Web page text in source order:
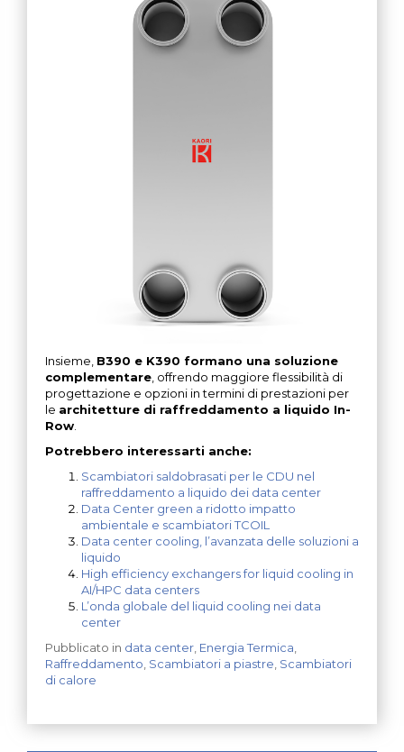
Insieme, B390 e K390 formano una soluzione
complementare, offrendo maggiore flessibilità di
progettazione e opzioni in termini di prestazioni per
le architetture di raffreddamento a liquido In-
Row.
Potrebbero interessarti anche:
Scambiatori saldobrasati per le CDU nel
raffreddamento a liquido dei data center
Data Center green a ridotto impatto
ambientale e scambiatori TCOIL
Data center cooling, l’avanzata delle soluzioni a
liquido
High efficiency exchangers for liquid cooling in
AI/HPC data centers
L’onda globale del liquid cooling nei data
center
Pubblicato in data center, Energia Termica,
Raffreddamento, Scambiatori a piastre, Scambiatori
di calore